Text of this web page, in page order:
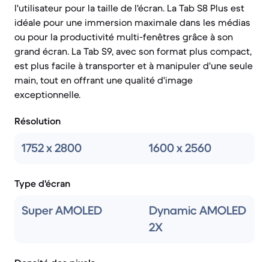
l'utilisateur pour la taille de l'écran. La Tab S8 Plus est
idéale pour une immersion maximale dans les médias
ou pour la productivité multi-fenêtres grâce à son
grand écran. La Tab S9, avec son format plus compact,
est plus facile à transporter et à manipuler d'une seule
main, tout en offrant une qualité d'image
exceptionnelle.
Résolution
1752 x 2800 1600 x 2560
Type d'écran
Super AMOLED
Dynamic AMOLED
2X